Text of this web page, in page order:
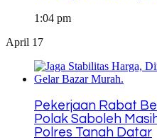
1:04 pm
April 17
Pekerjaan Rabat
Polak Saboleh
Polres Tanah Datar